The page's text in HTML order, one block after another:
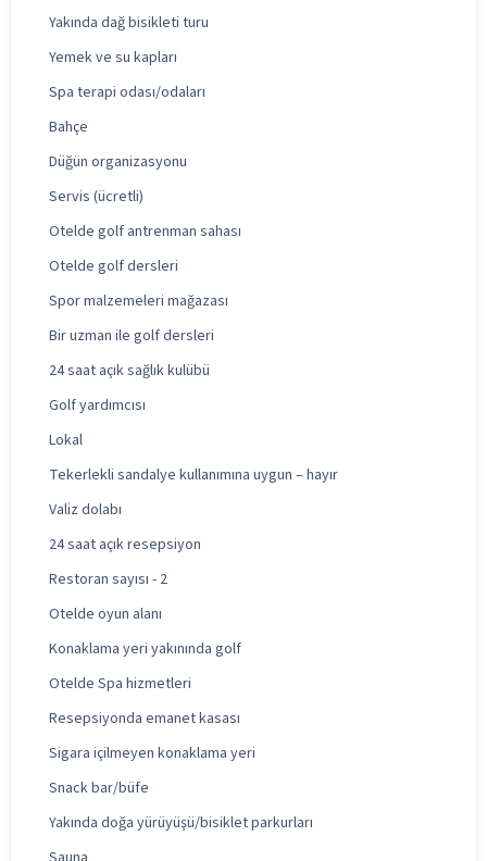
Yakında dağ bisikleti turu
Yemek ve su kapları
Spa terapi odası/odaları
Bahçe
Düğün organizasyonu
Servis (ücretli)
Otelde golf antrenman sahası
Otelde golf dersleri
Spor malzemeleri mağazası
Bir uzman ile golf dersleri
24 saat açık sağlık kulübü
Golf yardımcısı
Lokal
Tekerlekli sandalye kullanımına uygun – hayır
Valiz dolabı
24 saat açık resepsiyon
Restoran sayısı - 2
Otelde oyun alanı
Konaklama yeri yakınında golf
Otelde Spa hizmetleri
Resepsiyonda emanet kasası
Sigara içilmeyen konaklama yeri
Snack bar/büfe
Yakında doğa yürüyüşü/bisiklet parkurları